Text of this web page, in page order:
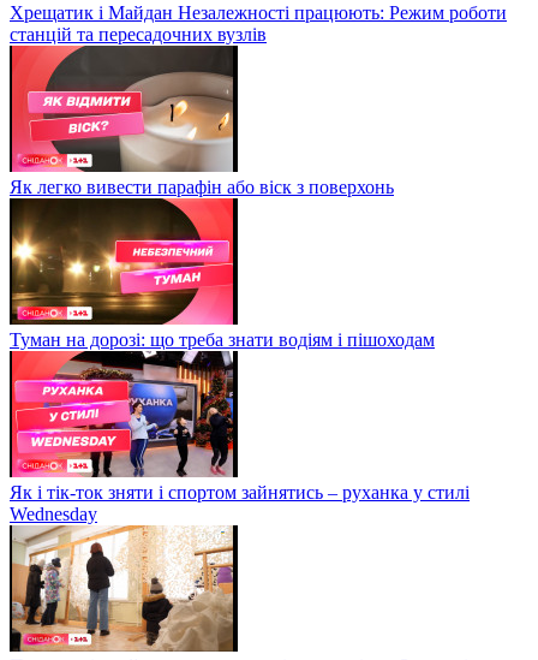
Хрещатик і Майдан Незалежності працюють: Режим роботи
станцій та пересадочних вузлів
Як легко вивести парафін або віск з поверхонь
Туман на дорозі: що треба знати водіям і пішоходам
Як і тік-ток зняти і спортом зайнятись – руханка у стилі
Wednesday